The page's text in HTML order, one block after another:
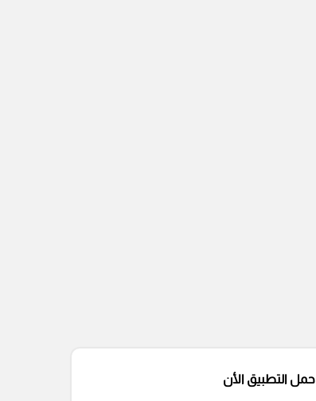
حمل التطبيق الأن